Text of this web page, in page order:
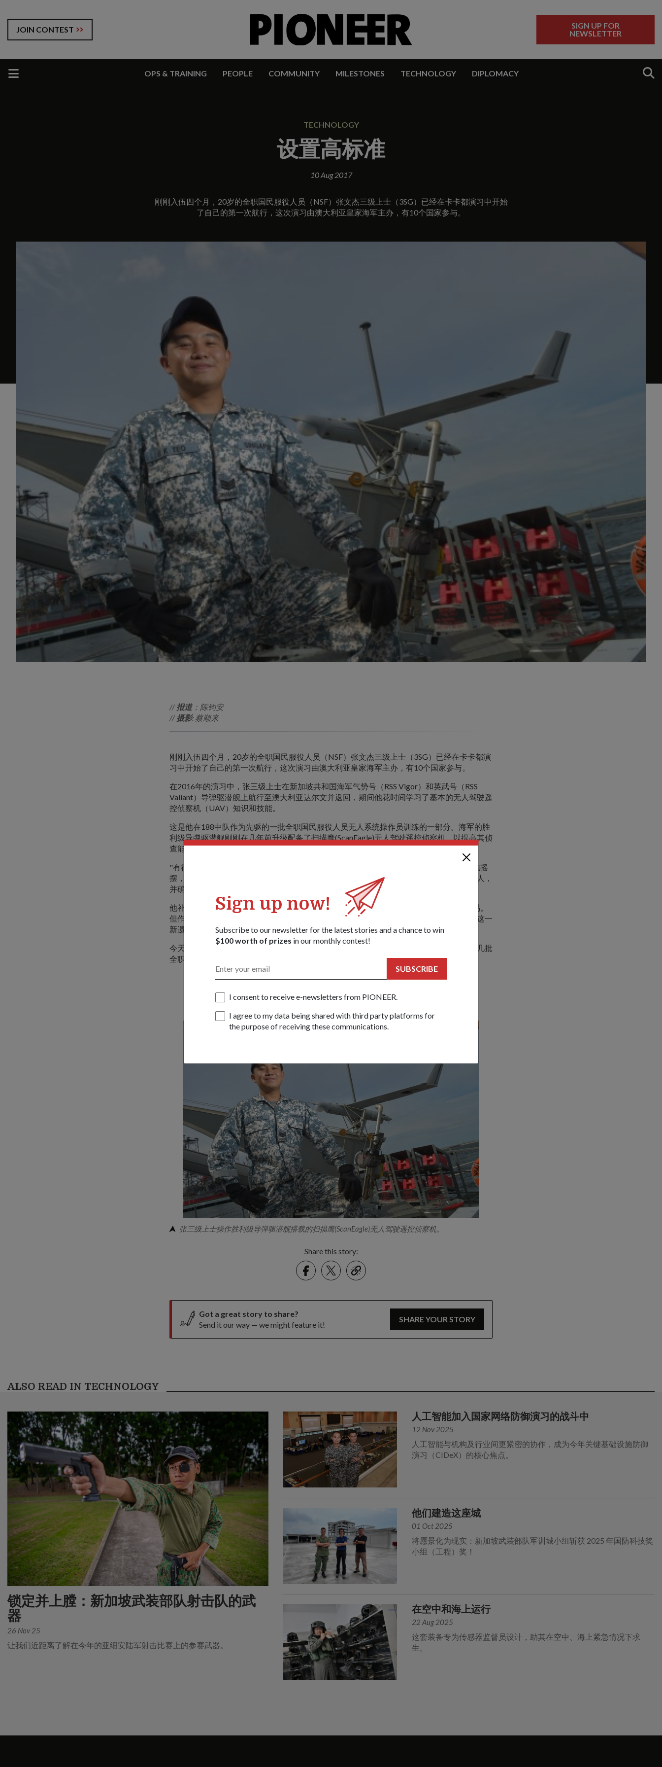
JOIN CONTEST
SIGN UP FOR
NEWSLETTER
OPS & TRAINING PEOPLE COMMUNITY MILESTONES TECHNOLOGY DIPLOMACY
Sign up now!
Subscribe to our newsletter for the latest stories and a chance to win
$100 worth of prizes in our monthly contest!
SUBSCRIBE
I consent to receive e-newsletters from PIONEER.
I agree to my data being shared with third party platforms for
the purpose of receiving these communications.
TECHNOLOGY
设置高标准
10 Aug 2017
刚刚入伍四个月，20岁的全职国民服役人员（NSF）张文杰三级上士（3SG）已经在卡卡都演习中开始
了自己的第一次航行，这次演习由澳大利亚皇家海军主办，有10个国家参与。
// 报道：陈钧安
// 摄影: 蔡顺来
刚刚入伍四个月，20岁的全职国民服役人员（NSF）张文杰三级上士（3SG）已经在卡卡都演
习中开始了自己的第一次航行，这次演习由澳大利亚皇家海军主办，有10个国家参与。
在2016年的演习中，张三级上士在新加坡共和国海军气势号（RSS Vigor）和英武号（RSS
Valiant）导弹驱潜舰上航行至澳大利亚达尔文并返回，期间他花时间学习了基本的无人驾驶遥
控侦察机（UAV）知识和技能。
这是他在188中队作为先驱的一批全职国民服役人员无人系统操作员训练的一部分。海军的胜
利级导弹驱潜舰刚刚在几年前升级配备了扫描鹰(ScanEagle)无人驾驶遥控侦察机，以提高其侦
查能力。
"有很多次当我们在后甲板上设置无人机时，海洋变得波涛汹涌。这造成了舰艇左右不停地摇
摆，使得设置过程更加艰难。最终，我们通过互相帮助，当完成自己的任务后就去帮助别人，
并确保每个人都安全，从而完成了任务。"
他补充说："在适应（不断变化的）海洋状态的同时，在短时间内尽可能多地学习并不容易。
但作为先驱的一批全职国民服役人员无人系统操作员，我感到有责任确保自己尽全力保证这一
新遗产的成功。"
今天，张三级上士和他这一批的队友都成为了合格的无人机系统操作员，他们也为未来的几批
全职国民服役人员设置了高标准。
张三级上士操作胜利级导弹驱潜舰搭载的扫描鹰(ScanEagle)无人驾驶遥控侦察机。
Share this story:
FacebookTwitter
link
Got a great story to share?
Send it our way — we might feature it!
SHARE YOUR STORY
ALSO READ IN TECHNOLOGY
锁定并上膛：新加坡武装部队射击队的武
器
26 Nov 25
让我们近距离了解在今年的亚细安陆军射击比赛上的参赛武器。
人工智能加入国家网络防御演习的战斗中
12 Nov 2025
人工智能与机构及行业间更紧密的协作，成为今年关键基础设施防御
演习（CIDeX）的核心焦点。
他们建造这座城
01 Oct 2025
将愿景化为现实：新加坡武装部队军训城小组斩获 2025 年国防科技奖
小组（工程）奖！
在空中和海上运行
22 Aug 2025
这套装备专为传感器监督员设计，助其在空中、海上紧急情况下求
生。